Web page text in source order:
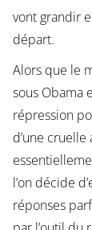
vont grandir
départ.
Alors que le
sous Obama
répression
d’une
l’on décide
réponses